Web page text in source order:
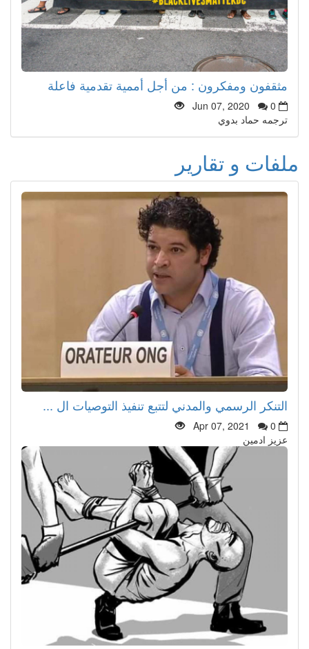
مثقفون ومفكرون : من أجل أممية تقدمية فاعلة
Jun 07, 2020
0
ترجمه حماد بدوي
ملفات و تقارير
التنكر الرسمي والمدني لتتبع تنفيذ التوصيات ال ...
Apr 07, 2021
0
عزيز ادمين